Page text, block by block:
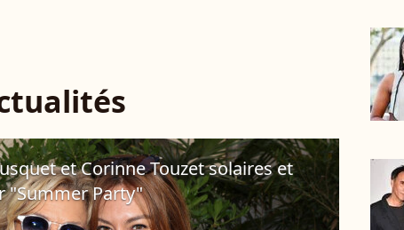
et Corinne Touzet solaires et
"Summer Party"